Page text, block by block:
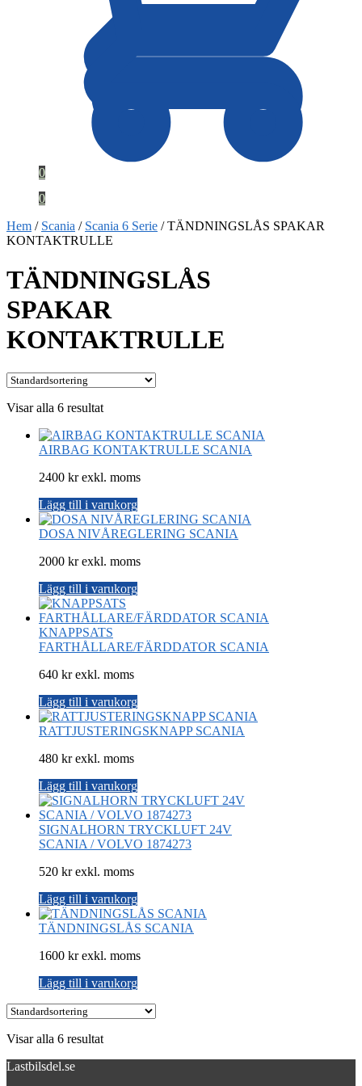
0
0
Hem / Scania / Scania 6 Serie /TÄNDNINGSLÅS SPAKAR
KONTAKTRULLE
TÄNDNINGSLÅS
SPAKAR
KONTAKTRULLE
Visar alla 6 resultat
AIRBAG KONTAKTRULLE SCANIA
2400 kr exkl. moms
Lägg till i varukorg
DOSA NIVÅREGLERING SCANIA
2000 kr exkl. moms
Lägg till i varukorg
KNAPPSATS
FARTHÅLLARE/FÄRDDATOR SCANIA
640 kr exkl. moms
Lägg till i varukorg
RATTJUSTERINGSKNAPP SCANIA
480 kr exkl. moms
Lägg till i varukorg
SIGNALHORN TRYCKLUFT 24V
SCANIA / VOLVO 1874273
520 kr exkl. moms
Lägg till i varukorg
TÄNDNINGSLÅS SCANIA
1600 kr exkl. moms
Lägg till i varukorg
Visar alla 6 resultat
Lastbilsdel.se